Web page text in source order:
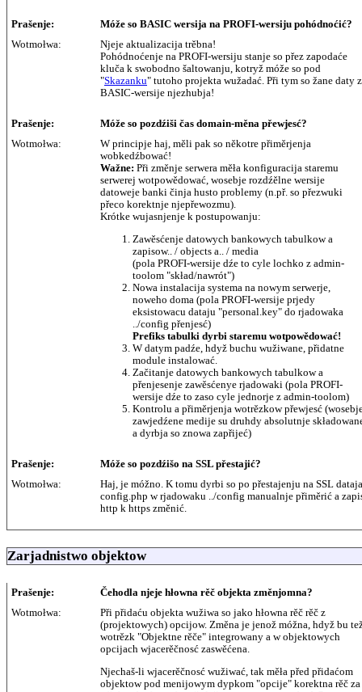
Prašenje:
Móže so BASIC wersija na PROFI-wersiju pohódnoćić?
Wotmołwa:
Njeje aktualizacija trěbna!
Pohódnoćenje na PROFI-wersiju stanje so přez zapodaće
kluča k swobodno šaltowanju, kotryž móže so pod
"Skazanku" tutoho projekta wužadać. Při tym so žane daty z
BASIC-wersije njezhubja!
Prašenje:
Móže so pozdźiši čas domain-měna přewjesć?
Wotmołwa:
W principje haj, měli pak so někotre přiměrjenja
wobkedźbować!
Wažne: Při změnje serwera měła konfiguracija staremu
serwerej wotpowědować, wosebje rozdźělne wersije
datoweje banki činja husto problemy (n.př. so přezwuki
přeco korektnje njepřewozmu).
Krótke wujasnjenje k postupowanju:
Zawěsćenje datowych bankowych tabulkow a
zapisow.. / objects a.. / media
(pola PROFI-wersije dźe to cyle lochko z admin-
toolom "skład/nawrót")
Nowa instalacija systema na nowym serwerje,
noweho doma (pola PROFI-wersije prjedy
eksistowacu dataju "personal.key" do rjadowaka
../config přenjesć)
Prefiks tabulki dyrbi staremu wotpowědować!
W datym padźe, hdyž buchu wužiwane, přidatne
module instalować.
Začitanje datowych bankowych tabulkow a
přenjesenje zawěsćenye rjadowaki (pola PROFI-
wersije dźe to zaso cyle jednorje z admin-toolom)
Kontrolu a přiměrjenja wotrězkow přewjesć
zawjedźene medije su druhdy absolutnje
a dyrbja so znowa zapřijeć)
Prašenje:
Móže so pozdźišo na SSL přestajić?
Wotmołwa:
Haj, je móžno. K tomu dyrbi so po přestajenju na SSL dataja
config.php w rjadowaku ../config manualnje přiměrić a
http k https změnić.
Zarjadnistwo objektow
Prašenje:
Čehodla njeje hłowna rěč objekta změnjomna?
Wotmołwa:
Při přidaću objekta wužiwa so jako hłowna rěč rěč z
(projektowych) opcijow. Změna je jenož móžna, hdyž bu
wotrězk "Objektne rěče" integrowany a w objektowych
opcijach wjacerěčnosć zaswěćena.
Njechaš-li wjacerěčnosć wužiwać, tak měła před přidaćom
objektow pod menijowym dypkom "opcije" korektna rěč za